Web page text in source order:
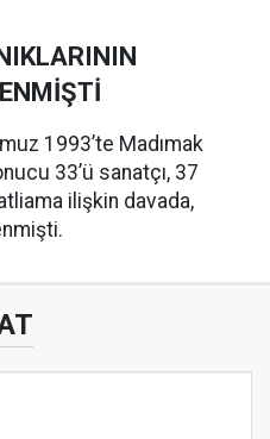
1993’te Madımak
33’ü sanatçı, 37
ilişkin davada,